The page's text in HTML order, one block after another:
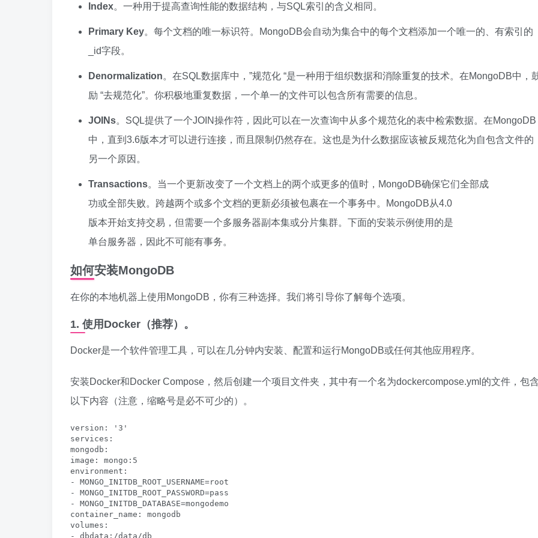
Index。一种用于提高查询性能的数据结构，与SQL索引的含义相同。
Primary Key。每个文档的唯一标识符。MongoDB会自动为集合中的每个文档添加一个唯一的、有索引的
_id字段。
Denormalization。在SQL数据库中，”规范化 “是一种用于组织数据和消除重复的技术。在MongoDB中，
励 “去规范化”。你积极地重复数据，一个单一的文件可以包含所有需要的信息。
JOINs。SQL提供了一个JOIN操作符，因此可以在一次查询中从多个规范化的表中检索数据。在MongoDB
中，直到3.6版本才可以进行连接，而且限制仍然存在。这也是为什么数据应该被反规范化为自包含文件的
另一个原因。
Transactions。当一个更新改变了一个文档上的两个或更多的值时，MongoDB确保它们全部成
功或全部失败。跨越两个或多个文档的更新必须被包裹在一个事务中。MongoDB从4.0
版本开始支持交易，但需要一个多服务器副本集或分片集群。下面的安装示例使用的是
单台服务器，因此不可能有事务。
如何安装MongoDB
在你的本地机器上使用MongoDB，你有三种选择。我们将引导你了解每个选项。
1. 使用Docker（推荐）。
Docker是一个软件管理工具，可以在几分钟内安装、配置和运行MongoDB或任何其他应用程序。
安装Docker和Docker Compose，然后创建一个项目文件夹，其中有一个名为dockercompose.yml的文件，包
以下内容（注意，缩略号是必不可少的）。
version: '3'
services:
mongodb:
image: mongo:5
environment:
- MONGO_INITDB_ROOT_USERNAME=root
- MONGO_INITDB_ROOT_PASSWORD=pass
- MONGO_INITDB_DATABASE=mongodemo
container_name: mongodb
volumes:
- dbdata:/data/db